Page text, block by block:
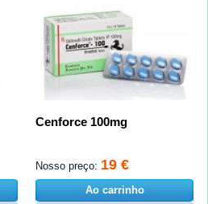
Cenforce 100mg
Nosso preço: 19 €
Ao carrinho